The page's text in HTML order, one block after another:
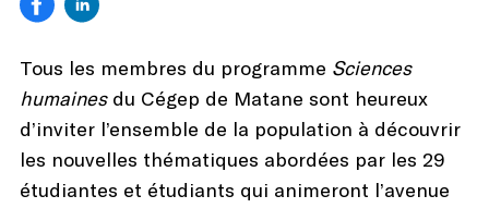
Tous les membres du programme Sciences
humainesdu Cégep de Matane sont heureux
d’inviter l’ensemble de la population à découvrir
les nouvelles thématiques abordées par les 29
étudiantes et étudiants qui animeront l’avenue